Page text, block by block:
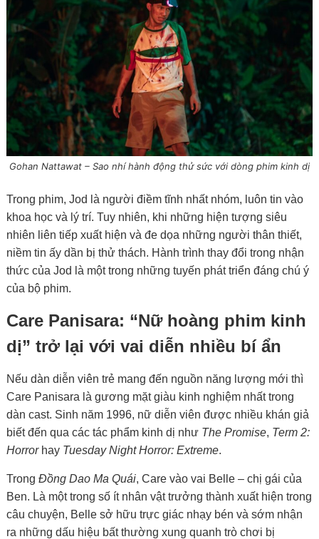
Gohan Nattawat – Sao nhí hành động thử sức với dòng phim kinh dị
Trong phim, Jod là người điềm tĩnh nhất nhóm, luôn tin vào
khoa học và lý trí. Tuy nhiên, khi những hiện tượng siêu
nhiên liên tiếp xuất hiện và đe dọa những người thân thiết,
niềm tin ấy dần bị thử thách. Hành trình thay đổi trong nhận
thức của Jod là một trong những tuyến phát triển đáng chú ý
của bộ phim.
Care Panisara: “Nữ hoàng phim kinh
dị” trở lại với vai diễn nhiều bí ẩn
Nếu dàn diễn viên trẻ mang đến nguồn năng lượng mới thì
Care Panisara là gương mặt giàu kinh nghiệm nhất trong
dàn cast. Sinh năm 1996, nữ diễn viên được nhiều khán giả
biết đến qua các tác phẩm kinh dị như The Promise, Term 2:
Horrorhay Tuesday Night Horror: Extreme.
Trong Đồng Dao Ma Quái, Care vào vai Belle – chị gái của
Ben. Là một trong số ít nhân vật trưởng thành xuất hiện trong
câu chuyện, Belle sở hữu trực giác nhạy bén và sớm nhận
ra những dấu hiệu bất thường xung quanh trò chơi bị